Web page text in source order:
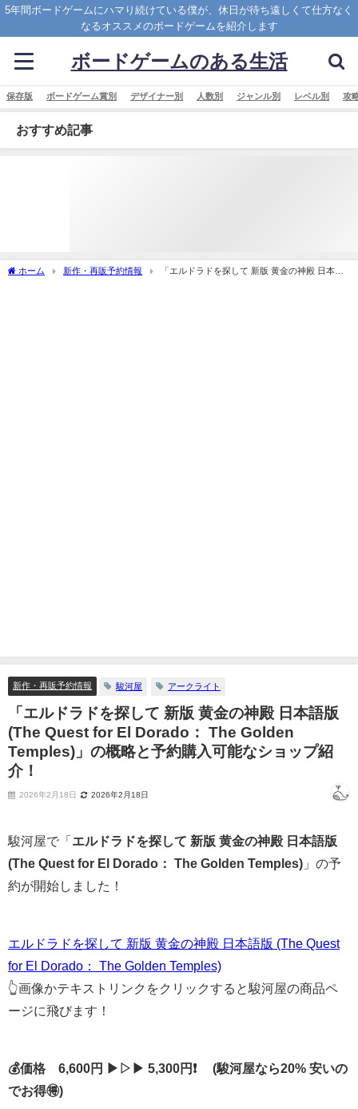
5年間ボードゲームにハマり続けている僕が、休日が待ち遠しくて仕方なく
なるオススメのボードゲームを紹介します
ボードゲームのある生活
保存版 ボードゲーム賞別 デザイナー別 人数別 ジャンル別 レベル別 攻
おすすめ記事
ホーム 新作・再販予約情報
「エルドラドを探して 新版 黄金の神殿 日本語
新作・再販予約情報 駿河屋 アークライト
「エルドラドを探して 新版 黄金の神殿 日本語版
(The Quest for El Dorado： The Golden
Temples)」の概略と予約購入可能なショップ紹
介！
2026年2月18日 2026年2月18日
駿河屋で「 エルドラドを探して 新版 黄金の神殿 日本語版
(The Quest for El Dorado： The Golden Temples) 」の予
約が開始しました！
エルドラドを探して 新版 黄金の神殿 日本語版 (The Quest
for El Dorado： The Golden Temples)
👆画像かテキストリンクをクリックすると駿河屋の商品ペ
ージに飛びます！
💰価格 6,600円 ▶▷▶ 5,300円❗ (駿河屋なら20% 安いの
でお得🉐)